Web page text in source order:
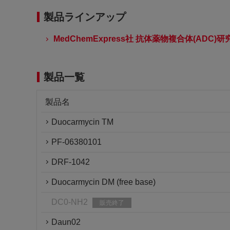
製品ラインアップ
MedChemExpress社 抗体薬物複合体(ADC)研
製品一覧
製品名
Duocarmycin TM
PF-06380101
DRF-1042
Duocarmycin DM (free base)
DC0-NH2 販売終了
Daun02